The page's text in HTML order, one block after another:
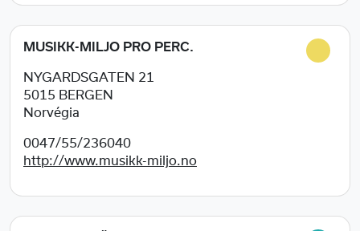
MUSIKK-MILJO PRO PERC.
NYGARDSGATEN 21
5015 BERGEN
Norvégia
0047/55/236040
http://www.musikk-miljo.no